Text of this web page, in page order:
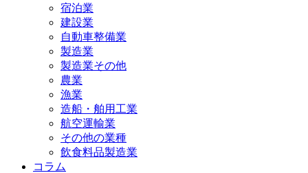
宿泊業
建設業
自動車整備業
製造業
製造業その他
農業
漁業
造船・舶用工業
航空運輸業
その他の業種
飲食料品製造業
コラム